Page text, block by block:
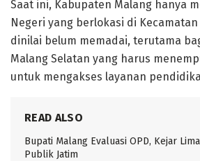
Saat ini, Kabupaten Malang hanya
Negeri yang berlokasi di
dinilai belum memadai, terutama
Malang Selatan yang harus
untuk mengakses layanan
READ ALSO
Bupati Malang Evaluasi OPD, Kejar
Publik Jatim